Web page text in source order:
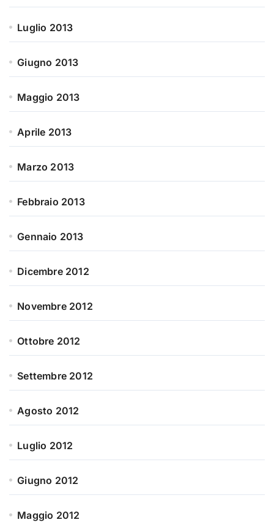
Luglio 2013
Giugno 2013
Maggio 2013
Aprile 2013
Marzo 2013
Febbraio 2013
Gennaio 2013
Dicembre 2012
Novembre 2012
Ottobre 2012
Settembre 2012
Agosto 2012
Luglio 2012
Giugno 2012
Maggio 2012